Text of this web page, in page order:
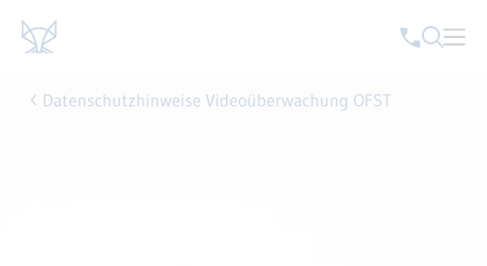
Datenschutzhinweise Videoüberwachung OFST